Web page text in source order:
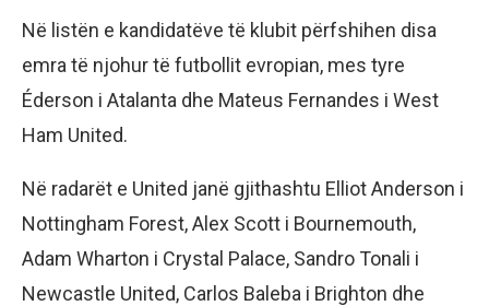
Në listën e kandidatëve të klubit përfshihen disa
emra të njohur të futbollit evropian, mes tyre
Éderson i Atalanta dhe Mateus Fernandes i West
Ham United.
Në radarët e United janë gjithashtu Elliot Anderson i
Nottingham Forest, Alex Scott i Bournemouth,
Adam Wharton i Crystal Palace, Sandro Tonali i
Newcastle United, Carlos Baleba i Brighton dhe